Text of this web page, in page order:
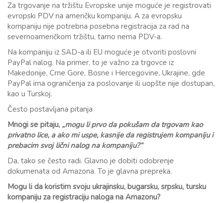
Za trgovanje na tržištu Evropske unije moguće je registrovati
evropski PDV na američku kompaniju. A za evropsku
kompaniju nije potrebna posebna registracija za rad na
severnoameričkom tržištu, tamo nema PDV-a.
Na kompaniju iz SAD-a ili EU moguće je otvoriti poslovni
PayPal nalog. Na primer, to je važno za trgovce iz
Makedonije, Crne Gore, Bosne i Hercegovine, Ukrajine, gde
PayPal ima ograničenja za poslovanje ili uopšte nije dostupan,
kao u Turskoj.
Često postavljana pitanja
Mnogi se pitaju, „mogu li prvo da pokušam da trgovam kao
privatno lice, a ako mi uspe, kasnije da registrujem kompaniju i
prebacim svoj lični nalog na kompaniju?“
Da, tako se često radi. Glavno je dobiti odobrenje
dokumenata od Amazona. To je glavna prepreka.
Mogu li da koristim svoju ukrajinsku, bugarsku, srpsku, tursku
kompaniju za registraciju naloga na Amazonu?